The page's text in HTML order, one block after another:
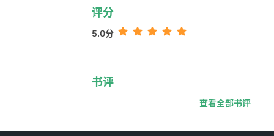
评分
5.0分
书评
查看全部书评